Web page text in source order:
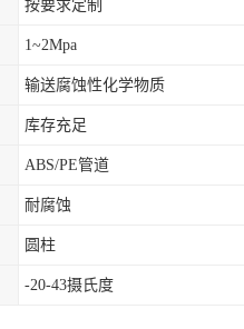
按要求定制
1~2Mpa
输送腐蚀性化学物质
库存充足
ABS/PE管道
耐腐蚀
圆柱
-20-43摄氏度